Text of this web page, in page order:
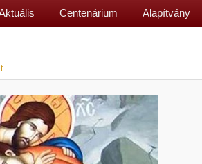
Centenárium Alapítvány